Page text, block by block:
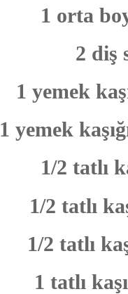
1 orta
2 diş
1 yemek
1 yemek
1/2 tatlı
1/2 tatlı
1/2 tatlı
1 tatlı